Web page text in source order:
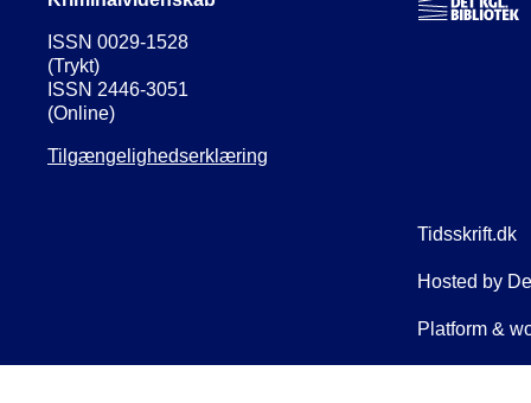
ISSN 0029-1528
(Trykt)
ISSN 2446-3051
(Online)
Tilgængelighedserklæring